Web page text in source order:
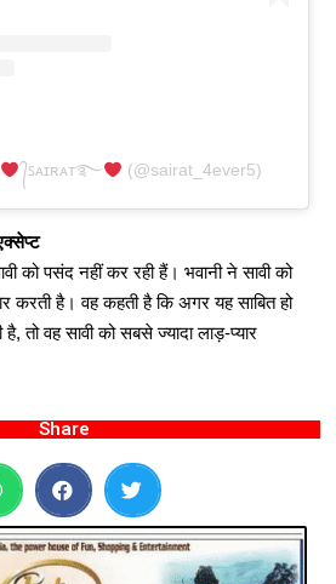
᭄ꜱᴀɪʀᴀᴛ࿐ (@sairat_4ever5)
को पसंद नहीं कर रही हैं। भवानी ने सावी को
करती है। वह कहती है कि अगर यह साबित हो
है, तो वह सावी को सबसे ज्यादा लाड़-प्यार
Share